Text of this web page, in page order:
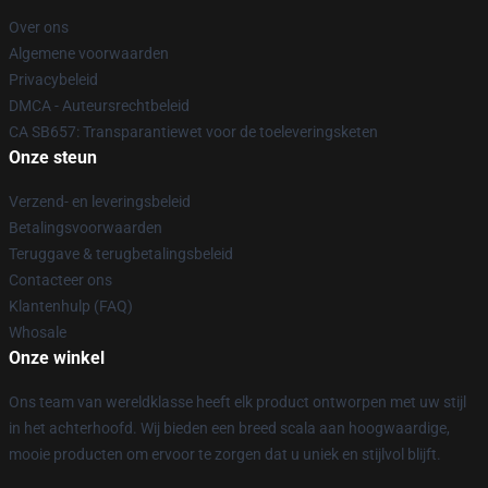
Over ons
Algemene voorwaarden
Privacybeleid
DMCA - Auteursrechtbeleid
CA SB657: Transparantiewet voor de toeleveringsketen
Onze steun
Verzend- en leveringsbeleid
Betalingsvoorwaarden
Teruggave & terugbetalingsbeleid
Contacteer ons
Klantenhulp (FAQ)
Whosale
Onze winkel
Ons team van wereldklasse heeft elk product ontworpen met uw stijl
in het achterhoofd. Wij bieden een breed scala aan hoogwaardige,
mooie producten om ervoor te zorgen dat u uniek en stijlvol blijft.